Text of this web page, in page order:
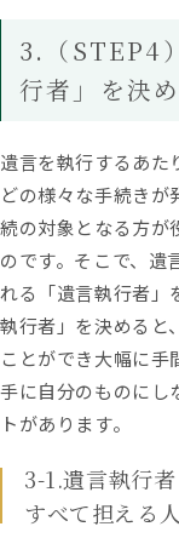
3.（STEP4
行者」を決
遺言を執行するあた
どの様々な手続きが
続の対象となる方が
のです。そこで、遺
れる「遺言執行者」
執行者」を決めると
ことができ大幅に
手に自分のものにし
トがあります。
3-1.遺言執行
すべて担える人